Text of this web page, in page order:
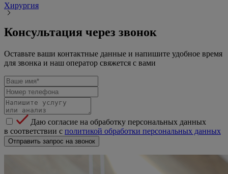
Хирургия
Консультация через звонок
Оставьте ваши контактные данные и напишите удобное время
для звонка и наш оператор свяжется с вами
Даю согласие на обработку персональных данных
в соответствии с политикой обработки персональных данных
Отправить запрос на звонок